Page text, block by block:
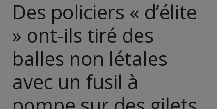
Des policiers « d’élite
» ont-ils tiré des
balles non létales
avec un fusil à